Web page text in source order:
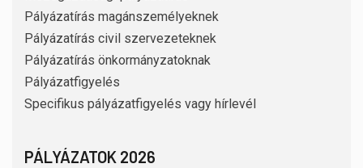
Pályázatírás magánszemélyeknek
Pályázatírás civil szervezeteknek
Pályázatírás önkormányzatoknak
Pályázatfigyelés
Specifikus pályázatfigyelés vagy hírlevél
PÁLYÁZATOK 2026